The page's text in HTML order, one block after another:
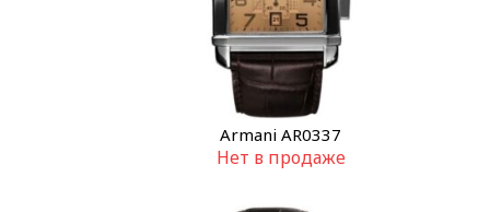
Armani AR0337
Нет в продаже